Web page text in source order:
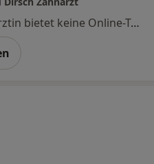
Dieser Arzt bzw. diese Ärztin bietet keine Online-Terminbuchung an diesem Standort an.